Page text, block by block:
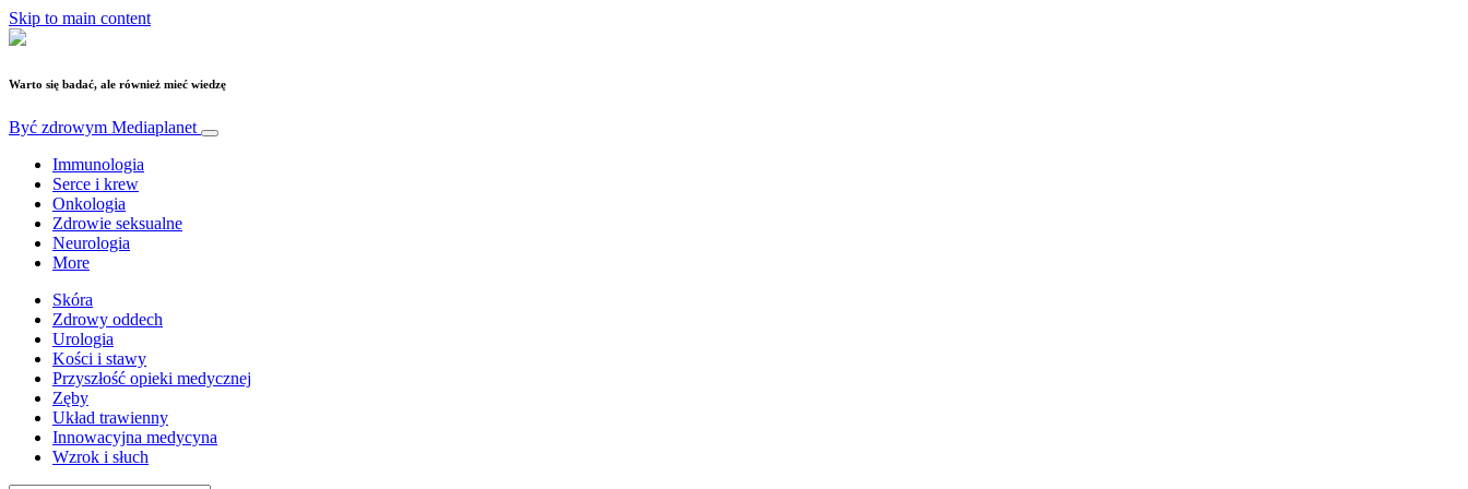
Skip to main content
Warto się badać, ale również mieć wiedzę
Być zdrowym Mediaplanet
Immunologia
Serce i krew
Onkologia
Zdrowie seksualne
Neurologia
More
Skóra
Zdrowy oddech
Urologia
Kości i stawy
Przyszłość opieki medycznej
Zęby
Układ trawienny
Innowacyjna medycyna
Wzrok i słuch